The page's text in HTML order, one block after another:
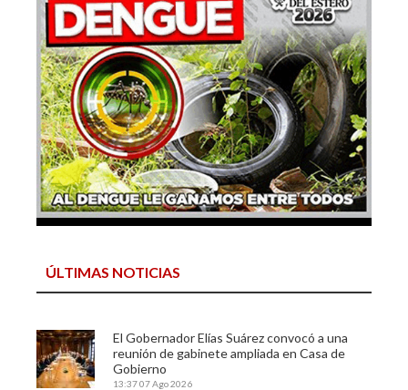
ÚLTIMAS NOTICIAS
El Gobernador Elías Suárez convocó a una
reunión de gabinete ampliada en Casa de
Gobierno
13:3707 Ago 2026